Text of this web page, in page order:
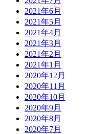
2021年6月
2021年5月
2021年4月
2021年3月
2021年2月
2021年1月
2020年12月
2020年11月
2020年10月
2020年9月
2020年8月
2020年7月